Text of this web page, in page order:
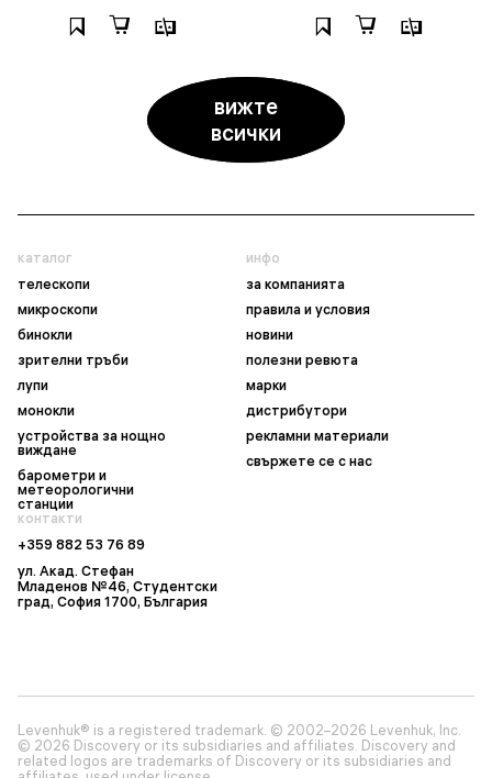
вижте
всички
каталог
телескопи
микроскопи
бинокли
зрителни тръби
лупи
монокли
устройства за нощно
виждане
барометри и
метеорологични
станции
инфо
за компанията
правила и условия
новини
полезни ревюта
марки
дистрибутори
рекламни материали
свържете се с нас
контакти
+359 882 53 76 89
ул. Акад. Стефан
Младенов №46, Студентски
град, София 1700, България
Levenhuk® is a registered trademark. © 2002–2026 Levenhuk, Inc.
© 2026 Discovery or its subsidiaries and affiliates. Discovery and
related logos are trademarks of Discovery or its subsidiaries and